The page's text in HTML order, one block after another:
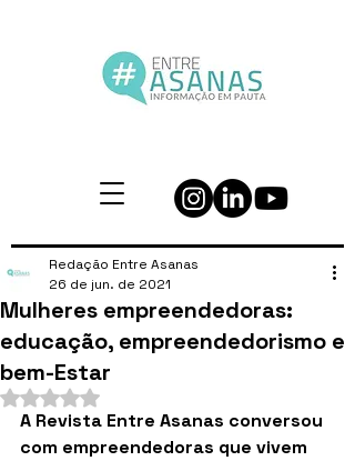
Mulheres empreendedoras:
educação, empreendedorismo e
bem-Estar
Redação Entre Asanas
26 de jun. de 2021
Avaliado com NaN de 5 estrelas.
A Revista Entre Asanas conversou
com empreendedoras que vivem